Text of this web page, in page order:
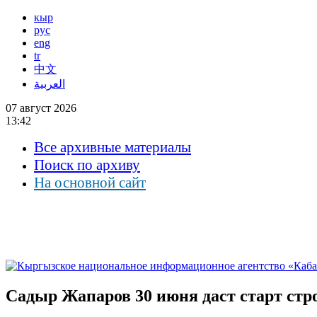
кыр
рус
eng
tr
中文
العربية
07 август 2026
13:42
Все архивные материалы
Поиск по архиву
На основной сайт
Садыр Жапаров 30 июня даст старт